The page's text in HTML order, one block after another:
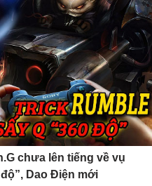
chưa lên tiếng về vụ
Dao Điện mới